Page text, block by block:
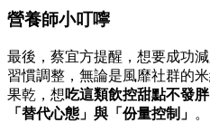
營養師小叮嚀
最後，蔡宜方提醒，想要成功
習慣調整，無論是風靡社群的
果乾，想吃這類飲控甜點不發
「替代心態」與「份量控制」 。